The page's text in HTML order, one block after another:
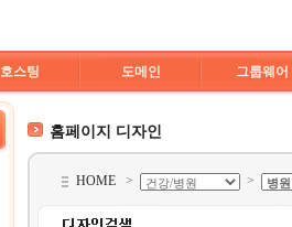
호스팅 도메인 그룹웨어
홈페이지 디자인
HOME > >